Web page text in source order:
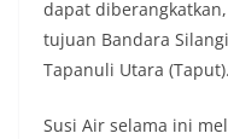
dapat
tujuan Bandara
Tapanuli Utara (Taput).
Susi Air selama ini